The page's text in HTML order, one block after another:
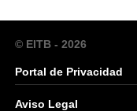
© EITB - 2026
Portal de Privacidad
Aviso Legal